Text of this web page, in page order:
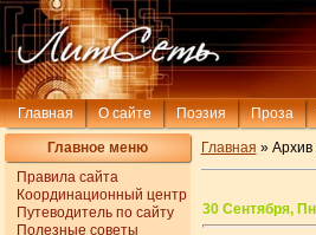
Главная О сайте Поэзия Проза
Главное меню
Правила сайта
Координационный центр
Путеводитель по сайту
Полезные советы
Главная » Архив
30 Сентября, Пн